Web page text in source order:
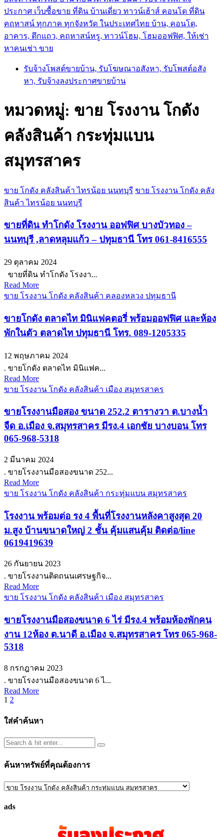
ประกาศ เว็บซื้อขาย ที่ดิน บ้านเดี่ยว ทาวน์เฮ้าส์ คอนโด ที่ดิน
คฤหาสน์ ทุกภาค ทุกจังหวัด ในประเทศไทย บ้าน, คอนโด,
อาคาร, ตึกแถว, คฤหาสน์หรู, ทาวน์โฮม, โฮมออฟฟิศ, ให้เช่า
หาคนเช่า ขาย
รับจ้างโพสต์ขายบ้าน, รับโฆษณาอสังหา, รับโพสต์อสัง
หา, รับจ้างลงประกาศขายบ้าน
หมวดหมู่: ขาย โรงงาน โกดัง
คลังสินค้า กระทุ่มแบน
สมุทรสาคร
ขาย โกดัง คลังสินค้า ไทรน้อย นนทบุรี ขาย โรงงาน โกดัง คลัง
สินค้า ไทรน้อย นนทบุรี
ขายที่ดิน ทำโกดัง โรงงาน ออฟฟิศ บางบัวทอง –
นนทบุรี ,ลาดหลุมแก้ว – ปทุมธานี โทร 061-8416555
29 ตุลาคม 2024
ขายที่ดิน ทำโกดัง โรงงา...
Read More
ขาย โรงงาน โกดัง คลังสินค้า คลองหลวง ปทุมธานี
ขายโกดัง ตลาดไท มินิแฟคตอรี่ พร้อมออฟฟิศ และห้อง
พักในตัว ตลาดไท ปทุมธานี โทร. 089-1205335
12 พฤษภาคม 2024
. ขายโกดัง ตลาดไท มินิแฟค...
Read More
ขาย โรงงาน โกดัง คลังสินค้า เมือง สมุทรสาคร
ขายโรงงานมือสอง ขนาด 252.2 ตารางวา ต.บางน้ำ
จืด อ.เมือง จ.สมุทรสาคร มีรง.4 เอกชัย บางบอน โทร
065-968-5318
2 มีนาคม 2024
. ขายโรงงานมือสองขนาด 252...
Read More
ขาย โรงงาน โกดัง คลังสินค้า กระทุ่มแบน สมุทรสาคร
โรงงาน พร้อมต่อ รง 4 พื้นที่โรงงานหลังคาสูงสุด 20
ม.สูง บ้านขนาดใหญ่ 2 ชั้น คุ้มแสนคุ้ม ติดต่อ/line
0619419639
26 กันยายน 2023
. ขายโรงงานติดถนนเศรษฐกิจ...
Read More
ขาย โรงงาน โกดัง คลังสินค้า เมือง สมุทรสาคร
ขายโรงงานมือสองขนาด 6 ไร่ มีรง.4 พร้อมห้องพักคน
งาน 12ห้อง ต.นาดี อ.เมือง จ.สมุทรสาคร โทร 065-968-
5318
8 กรกฎาคม 2023
. ขายโรงงานมือสองขนาด 6 ไ...
Read More
Posts
pagination
1 2
ใส่คำค้นหา
ค้นหาทรัพย์ที่คุณต้องการ
ค้นหา
ที่
ads